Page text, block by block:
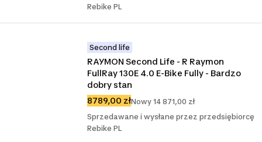
Rebike PL
Second life
RAYMON Second Life - R Raymon
FullRay 130E 4.0 E-Bike Fully - Bardzo
dobry stan
8789,00 złNowy 14 871,00 zł
Sprzedawane i wysłane przez przedsiębiorcę
Rebike PL